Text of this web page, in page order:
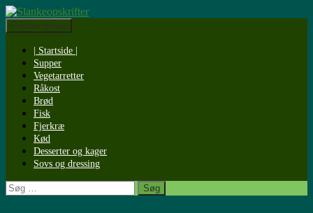
Slankeopskrifter
Søg
Primær menu
indhold
| Startside |
Supper
Vegetarretter
Råkost
Brød
Fisk
Fjerkræ
Kød
Desserter og kager
Sovs og dressing
Søg
efter: